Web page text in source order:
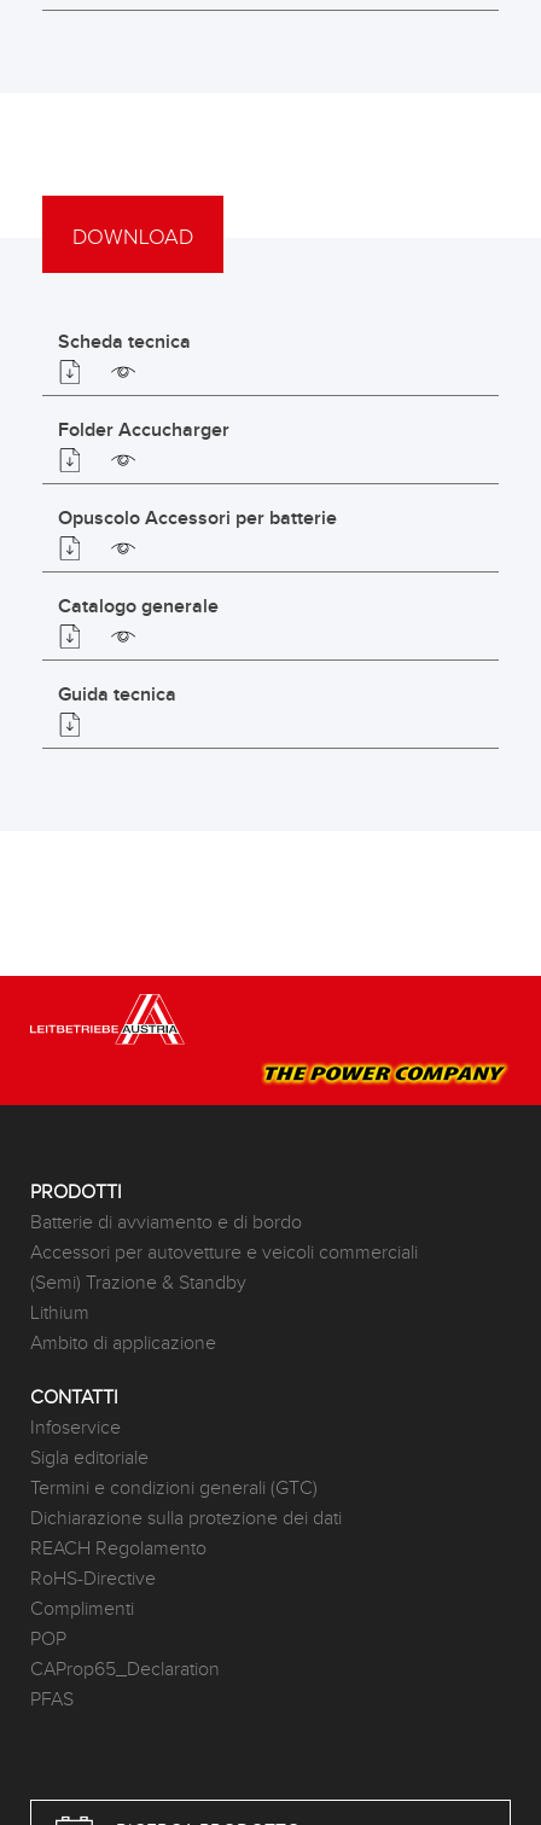
DOWNLOAD
Scheda tecnica
Folder Accucharger
Opuscolo Accessori per batterie
Catalogo generale
Guida tecnica
PRODOTTI
Batterie di avviamento e di bordo
Accessori per autovetture e veicoli commerciali
(Semi) Trazione & Standby
Lithium
Ambito di applicazione
CONTATTI
Infoservice
Sigla editoriale
Termini e condizioni generali (GTC)
Dichiarazione sulla protezione dei dati
REACH Regolamento
RoHS-Directive
Complimenti
POP
CAProp65_Declaration
PFAS